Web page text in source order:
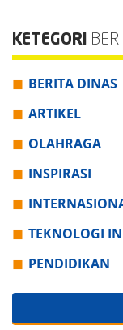
KETEGORI
BERITA DINAS
ARTIKEL
OLAHRAGA
INSPIRASI
TEKNOLOGI
PENDIDIKAN